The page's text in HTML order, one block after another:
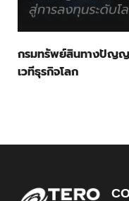
กรมทรัพย์สินทางปัญญ
เวทีธุรกิจโลก